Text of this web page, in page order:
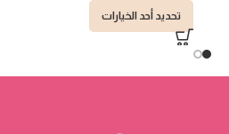
تحديد أحد الخيارات